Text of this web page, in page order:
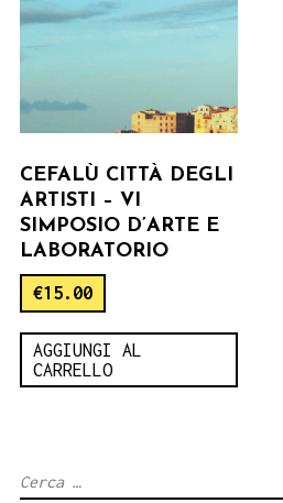
CEFALÙ CITTÀ DEGLI
ARTISTI – VI
SIMPOSIO D’ARTE E
LABORATORIO
€15.00
AGGIUNGI AL
CARRELLO
Ricerca